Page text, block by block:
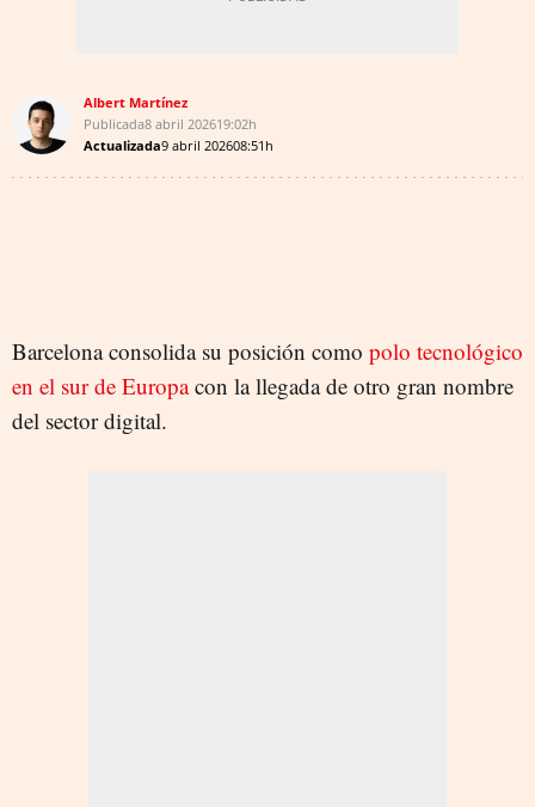
Albert Martínez
Publicada8 abril 202619:02h
Actualizada9 abril 202608:51h
Barcelona consolida su posición como polo tecnológico
en el sur de Europacon la llegada de otro gran nombre
del sector digital.